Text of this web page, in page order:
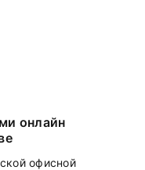
онлайн
офисной